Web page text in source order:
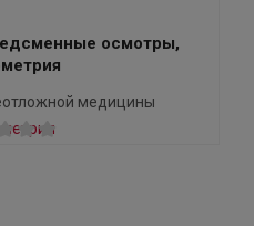
осмотры,
медицины